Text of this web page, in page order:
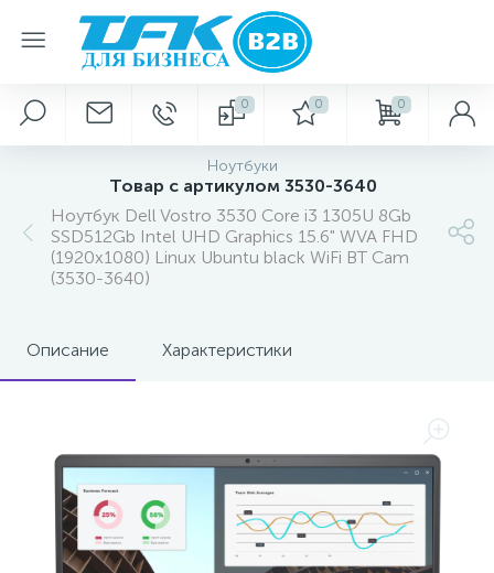
0 0 0
Ноутбуки
Товар с артикулом 3530-3640
Ноутбук Dell Vostro 3530 Core i3 1305U 8Gb
SSD512Gb Intel UHD Graphics 15.6" WVA FHD
(1920x1080) Linux Ubuntu black WiFi BT Cam
(3530-3640)
Описание Характеристики